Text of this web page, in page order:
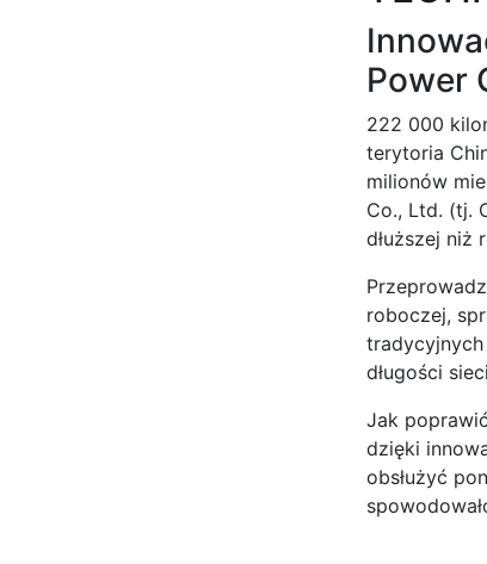
Power
222 000
terytoria
milionów
Co., Ltd. (tj.
dłuższej niż
roboczej,
tradycyjnych
długości
Jak
dzięki
obsłużyć